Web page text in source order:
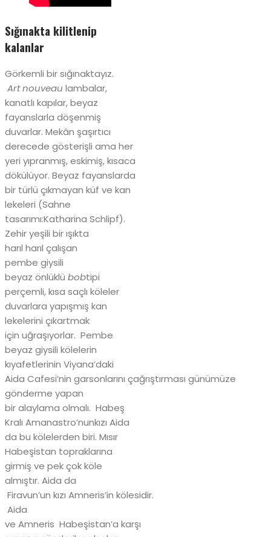
Sığınakta kilitlenip
kalanlar
Görkemli bir sığınaktayız.
Art nouveau lambalar,
kanatlı kapılar, beyaz
fayanslarla döşenmiş
duvarlar. Mekân şaşırtıcı
derecede gösterişli ama her
yeri yıpranmış, eskimiş, kısaca
dökülüyor. Beyaz fayanslarda
bir türlü çıkmayan küf ve kan
lekeleri (Sahne
tasarımı:Katharina Schlipf).
Zehir yeşili bir ışıkta
harıl harıl çalışan
pembe giysili
beyaz önlüklü bobtipi
perçemli, kısa saçlı köleler
duvarlara yapışmış kan
lekelerini çıkartmak
için uğraşıyorlar. Pembe
beyaz giysili kölelerin
kıyafetlerinin Viyana’daki
Aida Cafesi’nin garsonlarını çağrıştırması günümüze
gönderme yapan
bir alaylama olmalı. Habeş
Kralı Amanastro’nunkızı Aida
da bu kölelerden biri. Mısır
Habeşistan topraklarına
girmiş ve pek çok köle
almıştır. Aida da
Firavun’un kızı Amneris’in kölesidir.
Aida
ve Amneris Habeşistan’a karşı